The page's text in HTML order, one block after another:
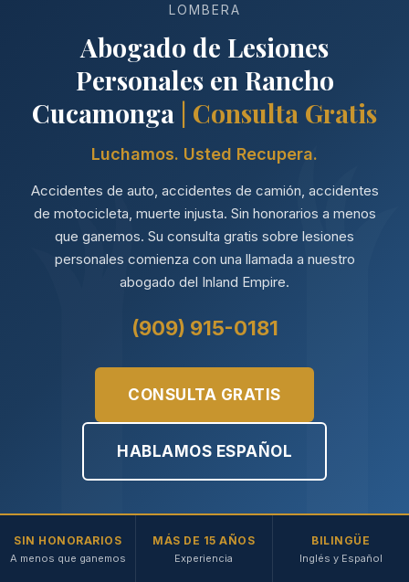
LOMBERA
Abogado de Lesiones
Personales en Rancho
Cucamonga | Consulta Gratis
Luchamos. Usted Recupera.
Accidentes de auto, accidentes de camión, accidentes
de motocicleta, muerte injusta. Sin honorarios a menos
que ganemos. Su consulta gratis sobre lesiones
personales comienza con una llamada a nuestro
abogado del Inland Empire.
(909) 915-0181
CONSULTA GRATIS
HABLAMOS ESPAÑOL
SIN HONORARIOS
A menos que ganemos
MÁS DE 15 AÑOS
Experiencia
BILINGÜE
Inglés y Español